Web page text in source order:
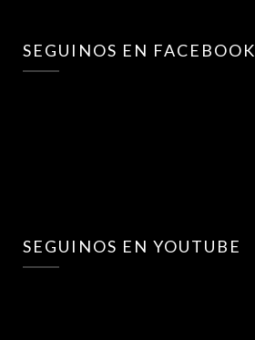
SEGUINOS EN FACEBOOK
SEGUINOS EN YOUTUBE